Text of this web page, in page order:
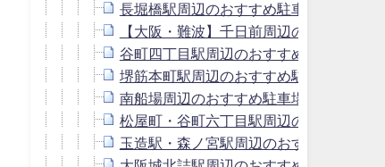
長堀橋駅周辺のおすすめ駐車場！予約は
【大阪・難波】千日前周辺のおすすめ
谷町四丁目駅周辺のおすすめ駐車場！予
堺筋本町駅周辺のおすすめ駐車場！予約
南船場周辺のおすすめ駐車場！予約はピ
松屋町・谷町六丁目駅周辺のおすすめ駐
玉造駅・森ノ宮駅周辺のおすすめ駐車場